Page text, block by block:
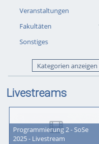
Veranstaltungen
Fakultäten
Sonstiges
Kategorien anzeigen
Livestreams
Programmierung 2 - SoSe
2025 - Livestream